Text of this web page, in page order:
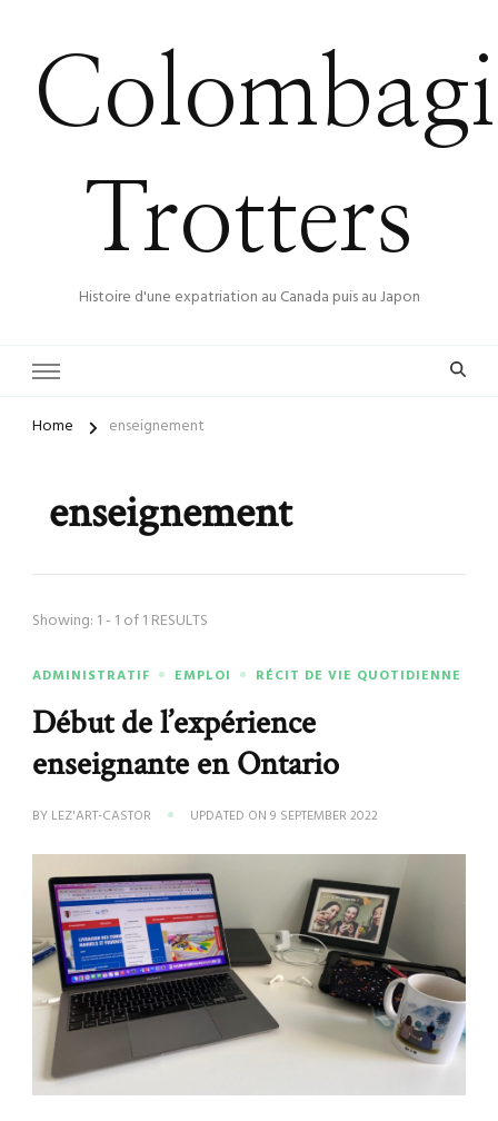
Trotters
Histoire d'une expatriation au Canada puis au Japon
Home enseignement
enseignement
Showing: 1 - 1 of 1 RESULTS
ADMINISTRATIF EMPLOI RÉCIT DE VIE QUOTIDIENNE
Début de l’expérience
enseignante en Ontario
BY LEZ'ART-CASTOR UPDATED ON 9 SEPTEMBER 2022